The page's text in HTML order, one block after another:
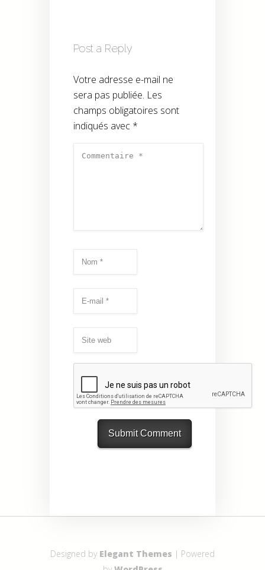
Post a Reply
Votre adresse e-mail ne
sera pas publiée. Les
champs obligatoires sont
indiqués avec *
Designed by Elegant Themes | Powered